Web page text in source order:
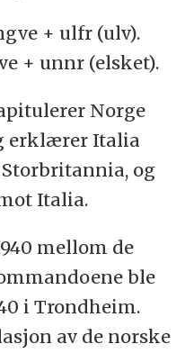
+ ulfr (ulv).
+ unnr (elsket).
Norge
erklærer Italia
og
Italia.
mellom de
ble
i Trondheim.
av de norske